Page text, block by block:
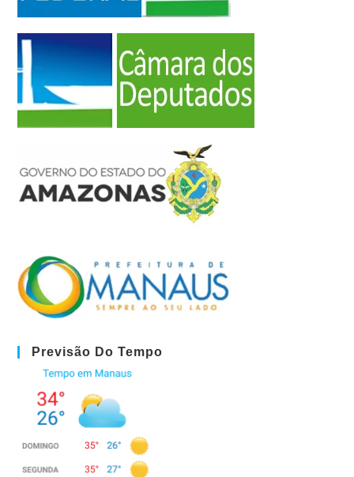
Previsão Do Tempo